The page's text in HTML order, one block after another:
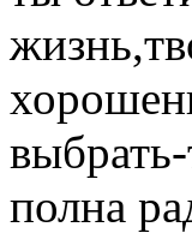
полна